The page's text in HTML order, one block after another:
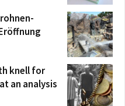
knell for
an analysis